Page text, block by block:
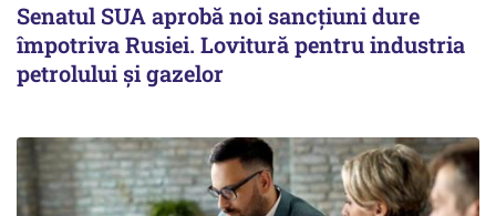
Senatul SUA aprobă noi sancțiuni dure
împotriva Rusiei. Lovitură pentru industria
petrolului și gazelor